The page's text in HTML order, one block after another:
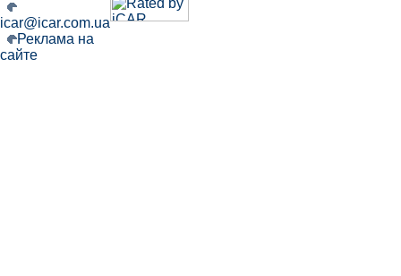
icar@icar.com.ua
Реклама на
сайте